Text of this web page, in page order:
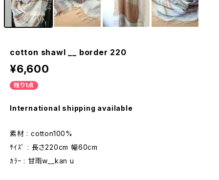
cotton shawl __ border 220
¥6,600
残り1点
International shipping available
素材 : cotton100%
ｻｲｽﾞ : 長さ220cm 幅60cm
ｶﾗｰ : 甘雨w__kan u